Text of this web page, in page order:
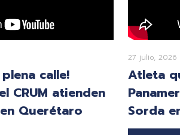
calle!
CRUM atienden
Querétaro
27 julio, 2026
Atleta
Sorda